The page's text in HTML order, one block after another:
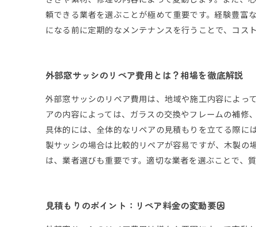
頼できる業者を選ぶことが極めて重要です。経験豊富
になる前に定期的なメンテナンスを行うことで、コス
外部窓サッシのリペア費用とは？相場を徹底解説
外部窓サッシのリペア費用は、地域や施工内容によっ
アの内容によっては、ガラスの交換やフレームの補修
具体的には、全体的なリペアの見積もりを立てる際に
製サッシの場合は比較的リペアが容易ですが、木製
は、業者選びも重要です。適切な業者を選ぶことで、
見積もりのポイント：リペア料金の変動要因